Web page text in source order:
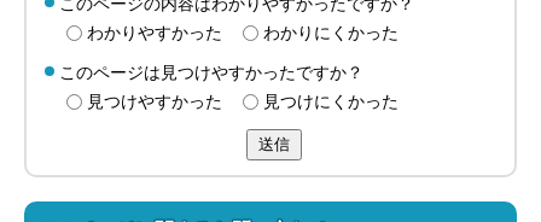
このページの内容はわかりやすかったですか？
わかりやすかった
わかりにくかった
このページは見つけやすかったですか？
見つけやすかった
見つけにくかった
送信